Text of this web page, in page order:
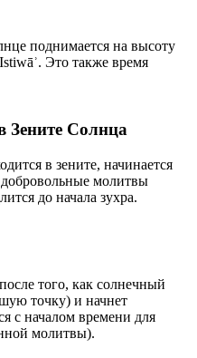
поднимается на высоту
Это также время
Зените Солнца
в зените, начинается
добровольные молитвы
до начала зухра.
того, как солнечный
точку) и начнет
с началом времени для
молитвы).